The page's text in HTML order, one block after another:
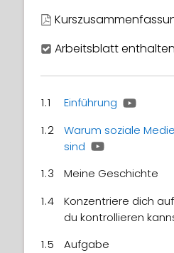
Arbeitsblatt enthalten
1.1 Einführung
1.2
Warum soziale
sind
1.3 Meine Geschichte
1.4
Konzentriere dich
du kontrollieren
1.5 Aufgabe